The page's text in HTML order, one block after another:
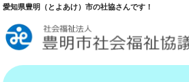
愛知県豊明（とよあけ）市の社協さんです！